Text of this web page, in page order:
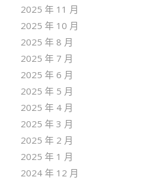
2025 年 11 月
2025 年 10 月
2025 年 8 月
2025 年 7 月
2025 年 6 月
2025 年 5 月
2025 年 4 月
2025 年 3 月
2025 年 2 月
2025 年 1 月
2024 年 12 月